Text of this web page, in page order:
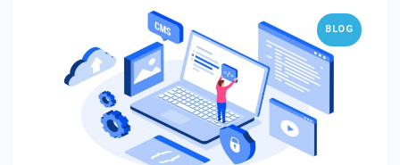
BLOG